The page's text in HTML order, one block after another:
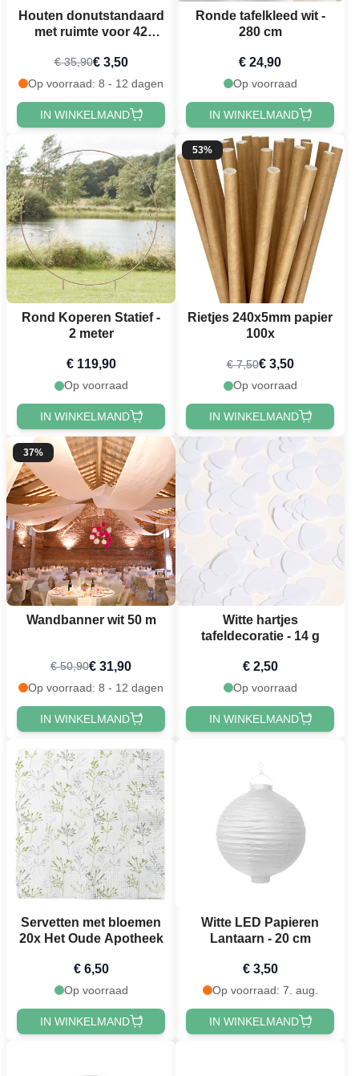
Houten donutstandaard
met ruimte voor 42
€ 35,90€ 3,50
Op voorraad: 8 - 12 dagen
IN WINKELMAND
Ronde tafelkleed wit -
280 cm
€ 24,90
Op voorraad
IN WINKELMAND
Rond Koperen Statief -
2 meter
€ 119,90
Op voorraad
IN WINKELMAND
53%
Rietjes 240x5mm papier
100x
€ 7,50€ 3,50
Op voorraad
IN WINKELMAND
37%
Wandbanner wit 50 m
€ 50,90€ 31,90
Op voorraad: 8 - 12 dagen
IN WINKELMAND
Witte hartjes
tafeldecoratie - 14 g
€ 2,50
Op voorraad
IN WINKELMAND
Servetten met bloemen
20x Het Oude Apotheek
€ 6,50
Op voorraad
IN WINKELMAND
Witte LED Papieren
Lantaarn - 20 cm
€ 3,50
Op voorraad: 7. aug.
IN WINKELMAND